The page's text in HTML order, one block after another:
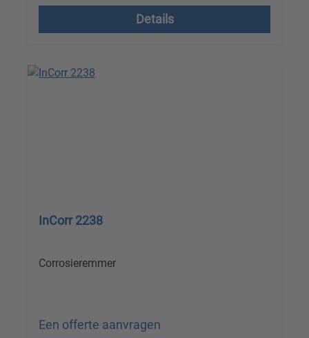
Details
InCorr 2238
Corrosieremmer
Een offerte aanvragen